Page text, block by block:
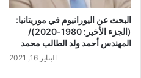
البحث عن اليورانيوم في موريتانيا:
(الجزء الأخير: 1980-2020)/
المهندس أحمد ولد الطالب محمد
يناير 16, 2021